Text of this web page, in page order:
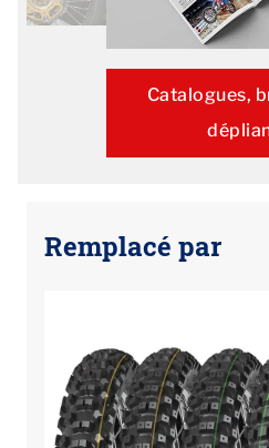
Catalogues,
Remplacé par